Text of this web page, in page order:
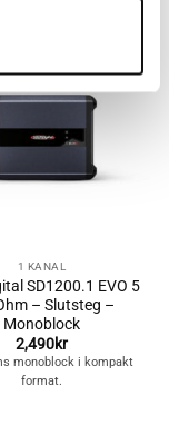
och för
Lägg till i
önskelistan
1 KANAL
SD1200.1 EVO 5
– Slutsteg –
Monoblock
2,490kr
monoblock i kompakt
format.